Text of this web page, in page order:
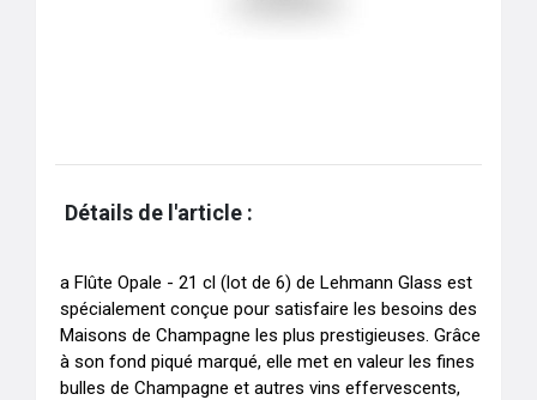
Détails de l'article :
a Flûte Opale - 21 cl (lot de 6) de Lehmann Glass est
spécialement conçue pour satisfaire les besoins des
Maisons de Champagne les plus prestigieuses. Grâce
à son fond piqué marqué, elle met en valeur les fines
bulles de Champagne et autres vins effervescents,